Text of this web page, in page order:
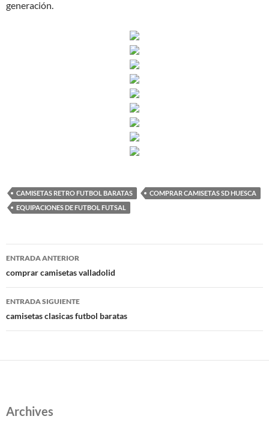
generación.
CAMISETAS RETRO FUTBOL BARATAS
COMPRAR CAMISETAS SD HUESCA
EQUIPACIONES DE FUTBOL FUTSAL
Navegación
de
entradas
ENTRADA ANTERIOR
comprar camisetas valladolid
ENTRADA SIGUIENTE
camisetas clasicas futbol baratas
Archives